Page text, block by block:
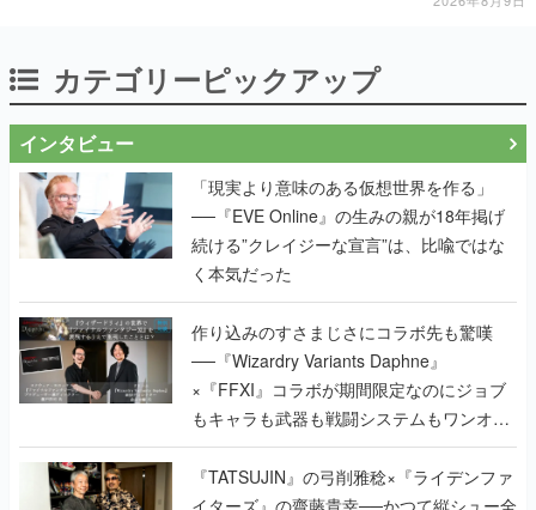
カテゴリーピックアップ
インタビュー
「現実より意味のある仮想世界を作る」
──『EVE Online』の生みの親が18年掲げ
続ける”クレイジーな宣言”は、比喩ではな
く本気だった
作り込みのすさまじさにコラボ先も驚嘆
──『Wizardry Variants Daphne』
×『FFXI』コラボが期間限定なのにジョブ
もキャラも武器も戦闘システムもワンオフ
で作り込まれた理由を両ディレクターに聞
く
『TATSUJIN』の弓削雅稔×『ライデンファ
イターズ』の齋藤貴幸──かつて縦シュー全